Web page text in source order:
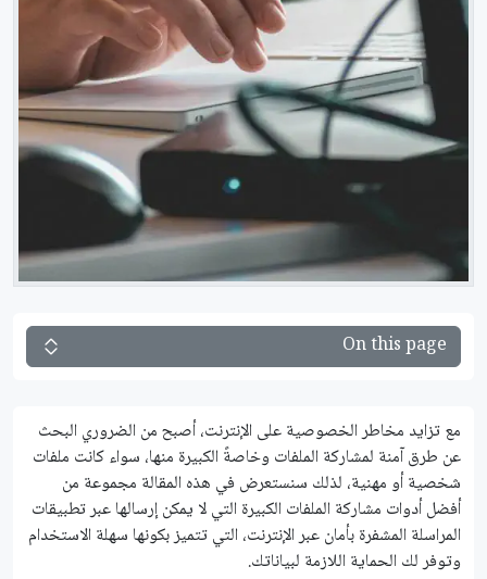
On this page
مع تزايد مخاطر الخصوصية على الإنترنت، أصبح من الضروري البحث
عن طرق آمنة لمشاركة الملفات وخاصةً الكبيرة منها، سواء كانت ملفات
شخصية أو مهنية، لذلك سنستعرض في هذه المقالة مجموعة من
أفضل أدوات مشاركة الملفات الكبيرة التي لا يمكن إرسالها عبر تطبيقات
المراسلة المشفرة بأمان عبر الإنترنت، التي تتميز بكونها سهلة الاستخدام
وتوفر لك الحماية اللازمة لبياناتك.